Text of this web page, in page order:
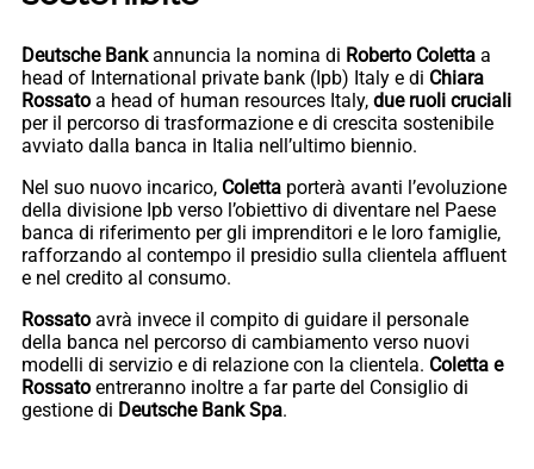
Deutsche Bankannuncia la nomina di Roberto Coletta a
head of International private bank (Ipb) Italy e di Chiara
Rossato a head of human resources Italy, due ruoli cruciali
per il percorso di trasformazione e di crescita sostenibile
avviato dalla banca in Italia nell’ultimo biennio.
Nel suo nuovo incarico, Coletta porterà avanti l’evoluzione
della divisione Ipb verso l’obiettivo di diventare nel Paese
banca di riferimento per gli imprenditori e le loro famiglie,
rafforzando al contempo il presidio sulla clientela affluent
e nel credito al consumo.
Rossato avrà invece il compito di guidare il personale
della banca nel percorso di cambiamento verso nuovi
modelli di servizio e di relazione con la clientela. Coletta e
Rossato entreranno inoltre a far parte del Consiglio di
gestione di Deutsche Bank Spa.